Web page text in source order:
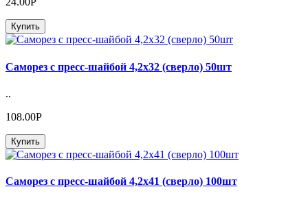
Купить
Саморез с пресс-шайбой 4,2х32 (сверло) 50шт
..
108.00Р
Купить
Саморез с пресс-шайбой 4,2х41 (сверло) 100шт